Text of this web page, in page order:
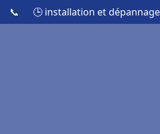
📞 🕒 installation et